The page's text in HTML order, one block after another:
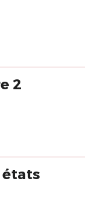
2
états